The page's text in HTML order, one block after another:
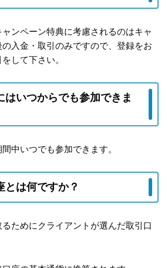
ンペーン特典に考慮されるのはキャ
入金・取引のみですので、登録をお
して下さい。
はいつからでも参加できま
中いつでも参加できます。
とは何ですか？
ためにクライアントが選んだ取引口